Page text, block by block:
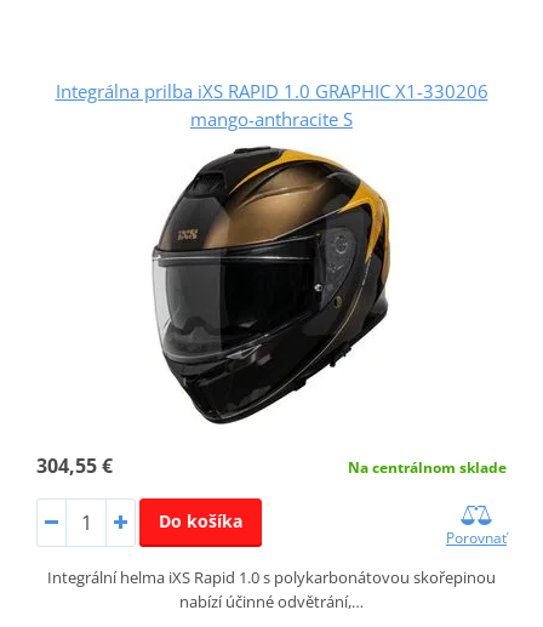
Integrálna prilba iXS RAPID 1.0 GRAPHIC X1-330206
mango-anthracite S
304,55 € Na centrálnom sklade
Do košíka
Porovnať
Integrální helma iXS Rapid 1.0 s polykarbonátovou skořepinou
nabízí účinné odvětrání,…